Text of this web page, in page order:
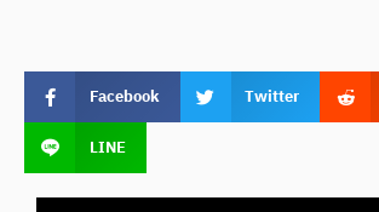
Facebook Twitter
LINE